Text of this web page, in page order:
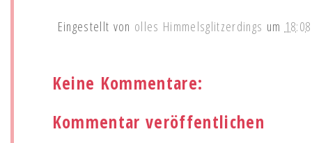
Eingestellt von olles Himmelsglitzerdings um 18:08
Keine Kommentare:
Kommentar veröffentlichen